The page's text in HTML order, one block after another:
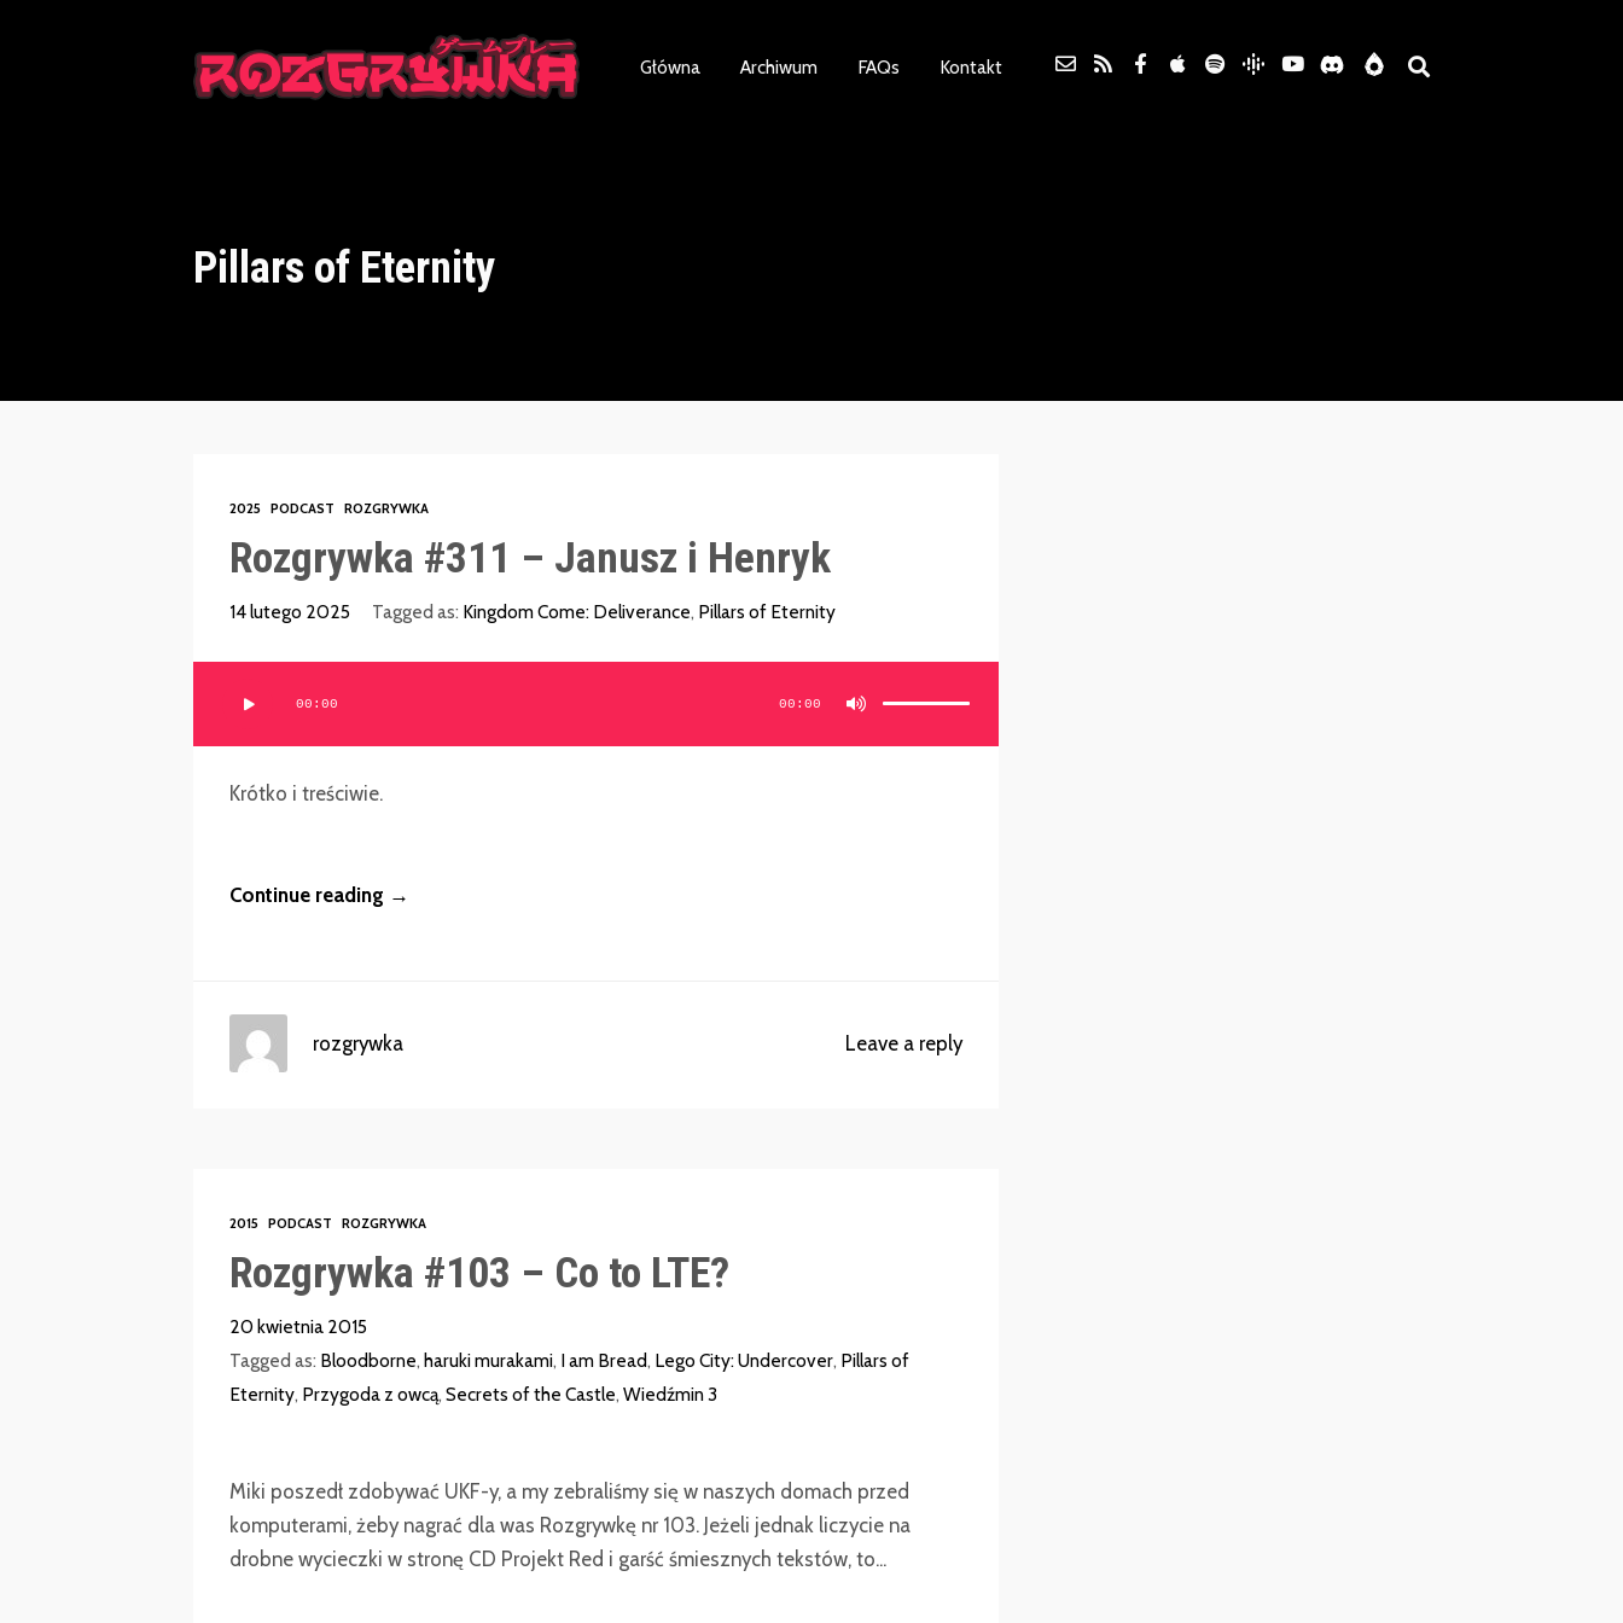
Główna Archiwum FAQs Kontakt
Pillars of Eternity
2025 PODCAST ROZGRYWKA
Rozgrywka #311 – Janusz i Henryk
14 lutego 2025 Tagged as: Kingdom Come: Deliverance, Pillars of Eternity
plików
dźwiękowych
00:00 00:00
Używaj
góry/do
zwiększyć
Krótko i treściwie.
Continue reading →
Leave a reply
rozgrywka
2015 PODCAST ROZGRYWKA
Rozgrywka #103 – Co to LTE?
20 kwietnia 2015
Tagged as: Bloodborne, haruki murakami, I am Bread, Lego City: Undercover, Pillars of
Eternity, Przygoda z owcą, Secrets of the Castle, Wiedźmin 3
Miki poszedł zdobywać UKF-y, a my zebraliśmy się w naszych domach przed
komputerami, żeby nagrać dla was Rozgrywkę nr 103. Jeżeli jednak liczycie na
drobne wycieczki w stronę CD Projekt Red i garść śmiesznych tekstów, to...